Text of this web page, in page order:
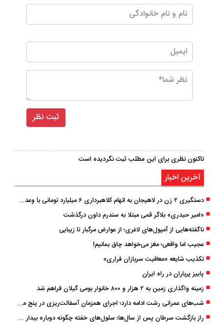
تاکنون نظری برای این مطلب ثبت نگردیده است
آخرین اخبار
دستگیری ۲ زن در لاهیجان به اتهام کلاهبرداری ۶ میلیارد تومانی با وعده وام
«امیر حیدری» بلاگر قمی مبتلا به سندرم داون درگذشت
ناگفته‌هایی از آمپول‌های لاغری؛ از عوارض مرگبار تا زیبایی
عجیب اما واقعی؛ مغز می‌خواهد چاق بمانیم!
تکذیب شایعه «معافیت سربازان فراری»
پاییز پرباران در راه ایران
زمینه واگذاری زمین به ۲ هزار و ۸۰۰ خانوار بومی گیلان فراهم شد
شب‌های عمرانی رشت ادامه دارد؛ اجرای همزمان آسفالت‌ریزی در پنج منطقه شهری
راز بازگشت سرطان پس از سال‌ها؛ سلول‌های خفته چگونه دوباره بیدار می‌شوند؟